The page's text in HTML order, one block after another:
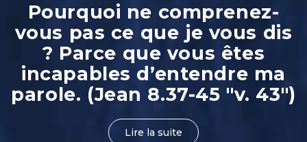
Pourquoi ne comprenez-
vous pas ce que je vous dis
? Parce que vous êtes
incapables d’entendre ma
parole. (Jean 8.37-45 "v. 43")
Lire la suite